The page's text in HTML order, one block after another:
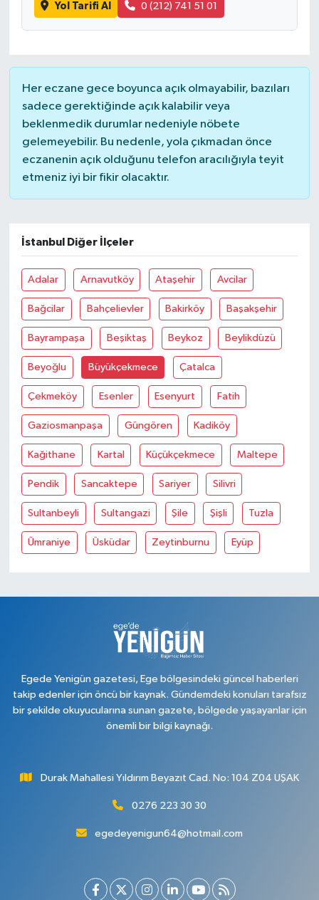
Yol Tarifi Al 0 (212) 741 51 01
Her eczane gece boyunca açık olmayabilir, bazıları
sadece gerektiğinde açık kalabilir veya
beklenmedik durumlar nedeniyle nöbete
gelemeyebilir. Bu nedenle, yola çıkmadan önce
eczanenin açık olduğunu telefon aracılığıyla teyit
etmeniz iyi bir fikir olacaktır.
İstanbul Diğer İlçeler
Adalar Arnavutköy Ataşehir Avcilar
Bağcilar Bahçelievler Bakirköy Başakşehir
Bayrampaşa Beşiktaş Beykoz Beylikdüzü
Beyoğlu Büyükçekmece Çatalca
Çekmeköy Esenler Esenyurt Fatih
Gaziosmanpaşa Güngören Kadiköy
Kağithane Kartal Küçükçekmece Maltepe
Pendik Sancaktepe Sariyer Silivri
Sultanbeyli Sultangazi Şile Şişli Tuzla
Ümraniye Üsküdar Zeytinburnu Eyüp
Egede Yenigün gazetesi, Ege bölgesindeki güncel haberleri
takip edenler için öncü bir kaynak. Gündemdeki konuları tarafsız
bir şekilde okuyucularına sunan gazete, bölgede yaşayanlar için
önemli bir bilgi kaynağı.
Durak Mahallesi Yıldırım Beyazıt Cad. No: 104 Z04 UŞAK
0276 223 30 30
egedeyenigun64@hotmail.com